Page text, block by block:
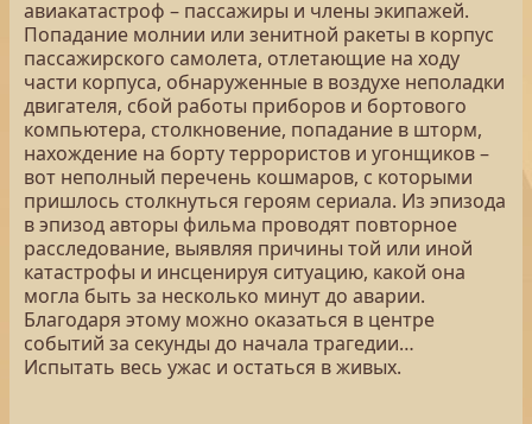
авиакатастроф – пассажиры и члены экипажей.
Попадание молнии или зенитной ракеты в корпус
пассажирского самолета, отлетающие на ходу
части корпуса, обнаруженные в воздухе неполадки
двигателя, сбой работы приборов и бортового
компьютера, столкновение, попадание в шторм,
нахождение на борту террористов и угонщиков –
вот неполный перечень кошмаров, с которыми
пришлось столкнуться героям сериала. Из эпизода
в эпизод авторы фильма проводят повторное
расследование, выявляя причины той или иной
катастрофы и инсценируя ситуацию, какой она
могла быть за несколько минут до аварии.
Благодаря этому можно оказаться в центре
событий за секунды до начала трагедии…
Испытать весь ужас и остаться в живых.